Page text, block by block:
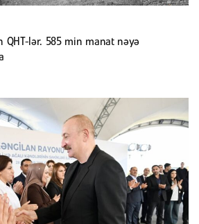
QHT-lər. 585 min manat nəyə